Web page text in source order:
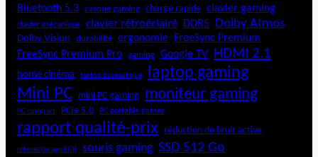
Bluetooth 5.3 casque gaming charge rapide clavier gaming
clavier mécanique clavier rétroéclairé DDR5 Dolby Atmos
Dolby Vision durabilité ergonomie
FreeSync Premium
FreeSync Premium Pro
gaming Google TV HDMI 2.1
home cinéma laptop bureautique laptop gaming
Mini PC mini PC gaming moniteur gaming
PC compact PCIe 5.0 PC portable gamer
rapport qualité-prix réduction de bruit active
rétroéclairage RGB souris gaming SSD 512 Go